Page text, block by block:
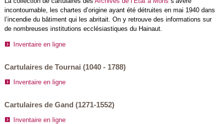
incontournable, les chartes d’origine ayant été détruites en mai 1940 dans
l’incendie du bâtiment qui les abritait. On y retrouve des informations sur
de nombreuses institutions ecclésiastiques du Hainaut.
Inventaire en ligne
Cartulaires de Tournai (1040 - 1788)
Inventaire en ligne
Cartulaires de Gand (1271-1552)
Inventaire en ligne